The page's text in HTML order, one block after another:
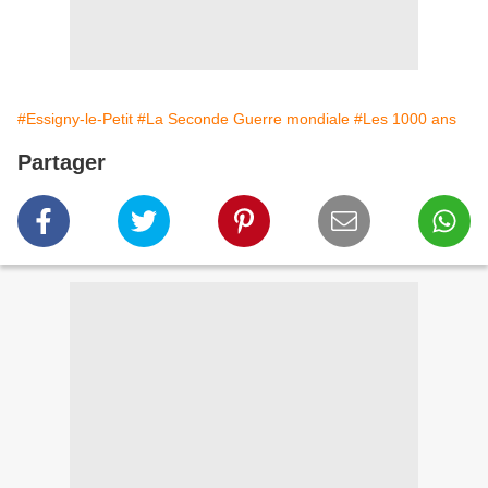
#Essigny-le-Petit #La Seconde Guerre mondiale #Les 1000 ans
Partager